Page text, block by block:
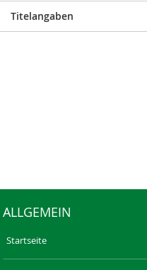
Titelangaben
ALLGEMEIN
Startseite